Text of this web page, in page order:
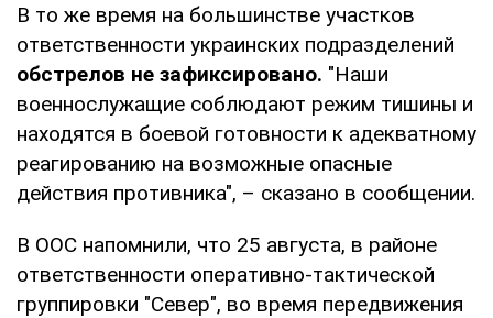
В то же время на большинстве участков
ответственности украинских подразделений
обстрелов не зафиксировано. "Наши
военнослужащие соблюдают режим тишины и
находятся в боевой готовности к адекватному
реагированию на возможные опасные
действия противника", – сказано в сообщении.
В ООС напомнили, что 25 августа, в районе
ответственности оперативно-тактической
группировки "Север", во время передвижения